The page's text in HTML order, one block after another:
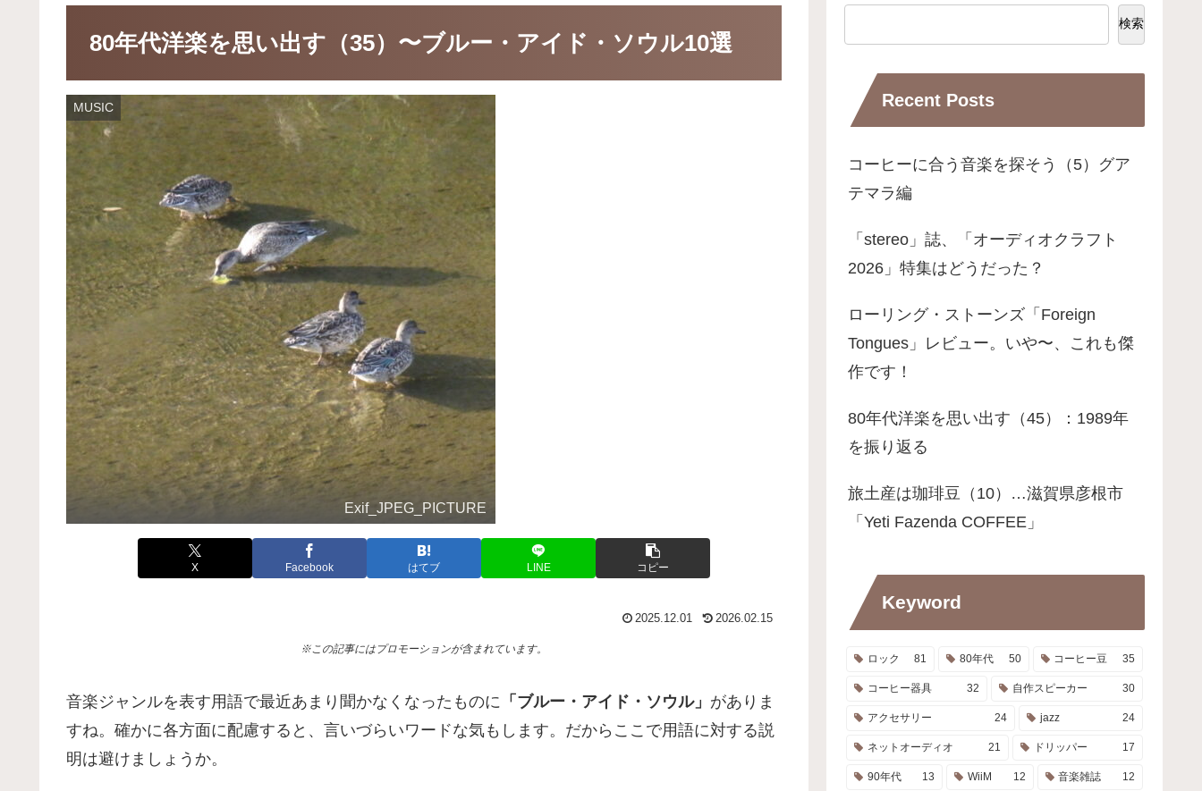
80年代洋楽を思い出す（35）〜ブルー・アイド・ソウル10選
MUSIC
Exif_JPEG_PICTURE
X Facebook はてブ LINE コピー
2025.12.01 2026.02.15
※この記事にはプロモーションが含まれています。
音楽ジャンルを表す用語で最近あまり聞かなくなったものに 「ブルー・アイド・ソウル」 がありま
すね。確かに各方面に配慮すると、言いづらいワードな気もします。だからここで用語に対する説
明は避けましょうか。
検索
Recent Posts
コーヒーに合う音楽を探そう（5）グア
テマラ編
「stereo」誌、「オーディオクラフト
2026」特集はどうだった？
ローリング・ストーンズ「Foreign
Tongues」レビュー。いや〜、これも傑
作です！
80年代洋楽を思い出す（45）：1989年
を振り返る
旅土産は珈琲豆（10）…滋賀県彦根市
「Yeti Fazenda COFFEE」
Keyword
ロック 81 80年代 50 コーヒー豆 35
コーヒー器具 32 自作スピーカー 30
アクセサリー 24 jazz 24
ネットオーディオ 21 ドリッパー 17
90年代 13 WiiM 12 音楽雑誌 12